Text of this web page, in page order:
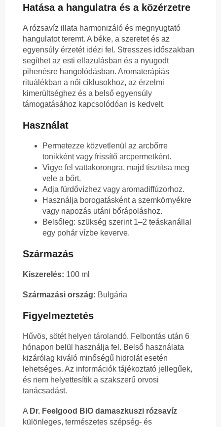
Hatása a hangulatra és a közérzetre
A rózsavíz illata harmonizáló és megnyugtató
hangulatot teremt. A béke, a szeretet és az
egyensúly érzetét idézi fel. Stresszes időszakban
segíthet az esti ellazulásban és a nyugodt
pihenésre hangolódásban. Aromaterápiás
rituálékban a női ciklusokhoz, az érzelmi
kimerültséghez és a belső egyensúly
támogatásához kapcsolódóan is kedvelt.
Használat
Permetezze közvetlenül az arcbőrre
tonikként vagy frissítő arcpermetként.
Vigye fel vattakorongra, majd tisztítsa meg
vele a bőrt.
Adja fürdővízhez vagy aromadiffúzorhoz.
Használja borogatásként a szemkörnyékre
vagy napozás utáni bőrápoláshoz.
Belsőleg: szükség szerint 1–2 teáskanállal
egy pohár vízbe keverve.
Származás
Kiszerelés: 100 ml
Származási ország: Bulgária
Figyelmeztetés
Hűvös, sötét helyen tárolandó. Felbontás után 6
hónapon belül használja fel. Belső használata
kizárólag kiváló minőségű hidrolát esetén
lehetséges. Az információk tájékoztató jellegűek,
és nem helyettesítik a szakszerű orvosi
tanácsadást.
A Dr. Feelgood BIO damaszkuszi rózsavíz
különleges, természetes szépség- és